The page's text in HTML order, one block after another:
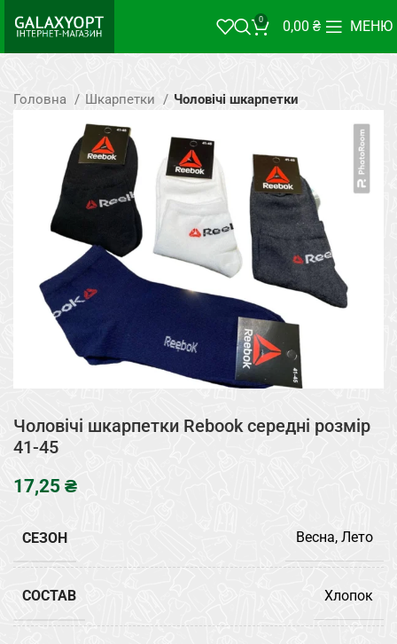
0 0,00 ₴ МЕНЮ
Головна Шкарпетки Чоловічі шкарпетки
Чоловічі шкарпетки Rebook середні розмір
41-45
₴
СЕЗОН Весна, Лето
СОСТАВ Хлопок